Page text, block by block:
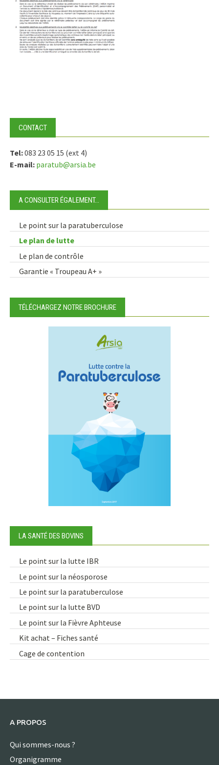
CONTACT
Tel:083 23 05 15 (ext 4)
E-mail: paratub@arsia.be
A CONSULTER ÉGALEMENT…
Le point sur la paratuberculose
Le plan de lutte
Le plan de contrôle
Garantie « Troupeau A+ »
TÉLÉCHARGEZ NOTRE BROCHURE
LA SANTÉ DES BOVINS
Le point sur la lutte IBR
Le point sur la néosporose
Le point sur la paratuberculose
Le point sur la lutte BVD
Le point sur la Fièvre Aphteuse
Kit achat – Fiches santé
Cage de contention
A PROPOS
Qui sommes-nous ?
Organigramme